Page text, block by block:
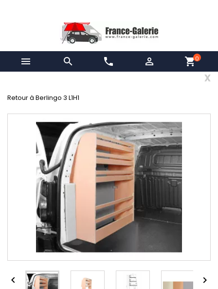
  phone  shopping_cart0
x
Retour à Berlingo 3 L1H1
 